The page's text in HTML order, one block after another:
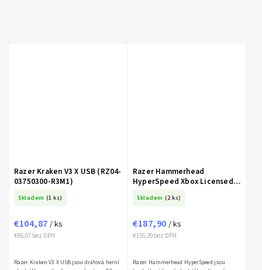
Razer Kraken V3 X USB (RZ04-
03750300-R3M1)
Skladem (1 ks)
€86,67 bez DPH
€104,87 / ks
Razer Kraken V3 X USB jsou drátová herní
Razer Hammerhead
HyperSpeed Xbox Licensed
Skladem (2 ks)
€155,29 bez DPH
€187,90 / ks
Razer Hammerhead HyperSpeed jsou